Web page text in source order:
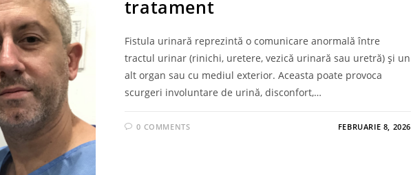
tratament
Fistula urinară reprezintă o comunicare anormală între
tractul urinar (rinichi, uretere, vezică urinară sau uretră) și un
alt organ sau cu mediul exterior. Aceasta poate provoca
scurgeri involuntare de urină, disconfort,…
0 COMMENTS FEBRUARIE 8, 2026